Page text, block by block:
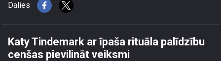
Dalies
Katy Tindemark ar īpaša rituāla palīdzību
cenšas pievilināt veiksmi